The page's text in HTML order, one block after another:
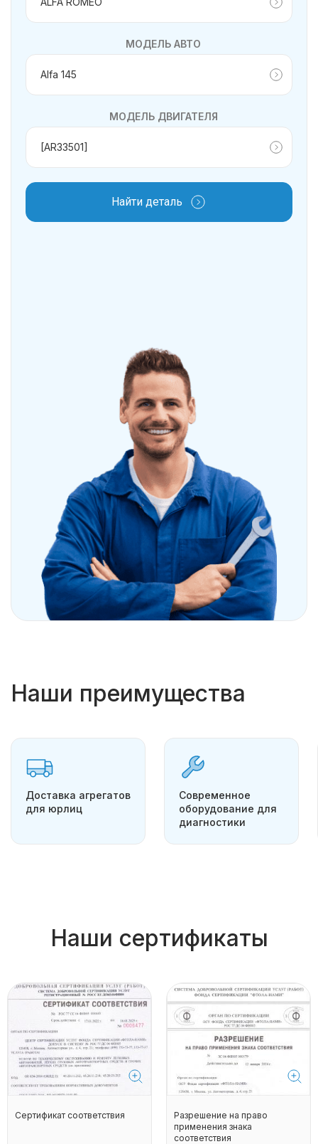
МОДЕЛЬ АВТО
МОДЕЛЬ ДВИГАТЕЛЯ
Найти деталь
Наши преимущества
Доставка агрегатов
для юрлиц
Современное
оборудование для
диагностики
Наши сертификаты
Сертификат соответствия
Разрешение на право
применения знака
соответствия